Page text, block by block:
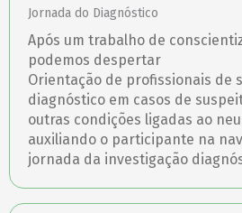
Jornada do Diagnóstico
Após um trabalho de
podemos despertar
Orientação de profissionais de
diagnóstico em casos de
outras condições ligadas ao
auxiliando o participante na
jornada da investigação